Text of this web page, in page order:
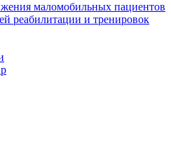
маломобильных пациентов
реабилитации и тренировок